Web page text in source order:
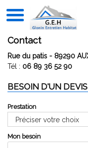
Contact
Rue du patis - 89290
Tél : 06 89 36 52 90
BESOIN D'UN
Prestation
Mon besoin